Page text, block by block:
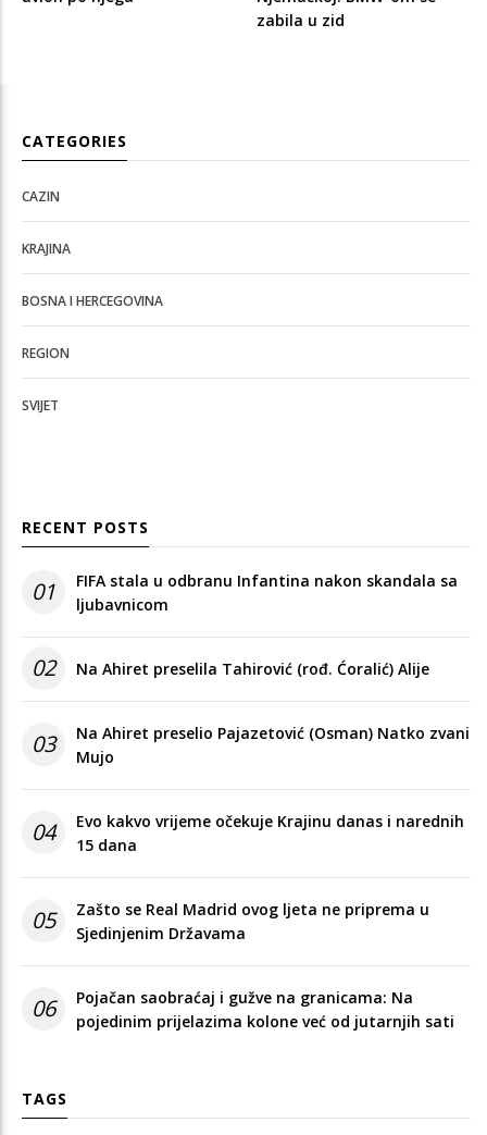
zabila u zid
CATEGORIES
CAZIN
KRAJINA
BOSNA I HERCEGOVINA
REGION
SVIJET
RECENT POSTS
01
FIFA stala u odbranu Infantina nakon skandala sa
ljubavnicom
02 Na Ahiret preselila Tahirović (rođ. Ćoralić) Alije
03
Na Ahiret preselio Pajazetović (Osman) Natko zvani
Mujo
04
Evo kakvo vrijeme očekuje Krajinu danas i narednih
15 dana
05
Zašto se Real Madrid ovog ljeta ne priprema u
Sjedinjenim Državama
06
Pojačan saobraćaj i gužve na granicama: Na
pojedinim prijelazima kolone već od jutarnjih sati
TAGS